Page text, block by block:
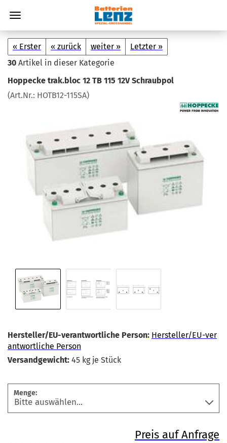
« Erster « zurück weiter »
Letzter »
30 Artikel in dieser Kategorie
Hop­pe­cke trak.bloc 12 TB 115 12V Schraub­pol
(Art.Nr.: HOTB12-​115SA)
Hersteller/EU-verantwortliche Person: Hersteller/EU-ver
antwortliche Person
Versandgewicht: 45 kg je Stück
Menge:
Preis auf Anfrage